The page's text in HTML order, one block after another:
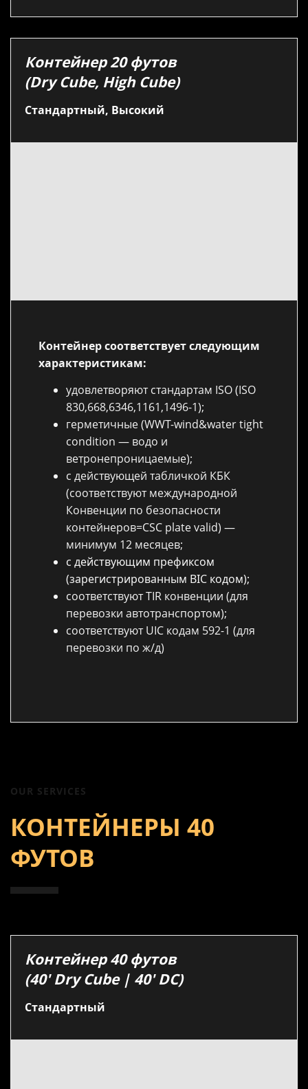
Контейнер 20 футов
(Dry Cube, High Cube)
Стандартный, Высокий
Контейнер соответствует следующим
характеристикам:
удовлетворяют стандартам ISO (ISO
830,668,6346,1161,1496-1);
герметичные (WWT-wind&water tight
condition — водо и
ветронепроницаемые);
с действующей табличкой КБК
(соответствуют международной
Конвенции по безопасности
контейнеров=CSC plate valid) —
минимум 12 месяцев;
с действующим префиксом
(зарегистрированным BIC кодом);
соответствуют TIR конвенции (для
перевозки автотранспортом);
соответствуют UIC кодам 592-1 (для
перевозки по ж/д)
OUR SERVICES
КОНТЕЙНЕРЫ 40
ФУТОВ
Контейнер 40 футов
(40′ Dry Cube | 40′ DC)
Стандартный